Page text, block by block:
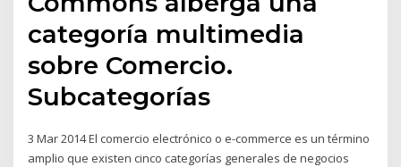
categoría multimedia
sobre Comercio.
Subcategorías
3 Mar 2014 El comercio electrónico o e-commerce es un término
amplio que existen cinco categorías generales de negocios